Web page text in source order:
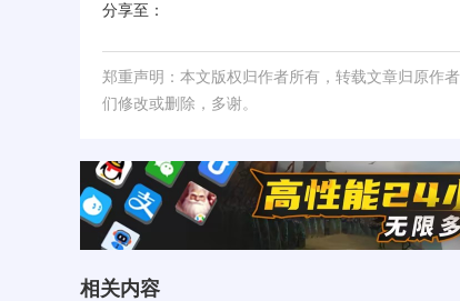
分享至：
郑重声明：本文版权归作者所有，转载文章归原作
们修改或删除，多谢。
相关内容